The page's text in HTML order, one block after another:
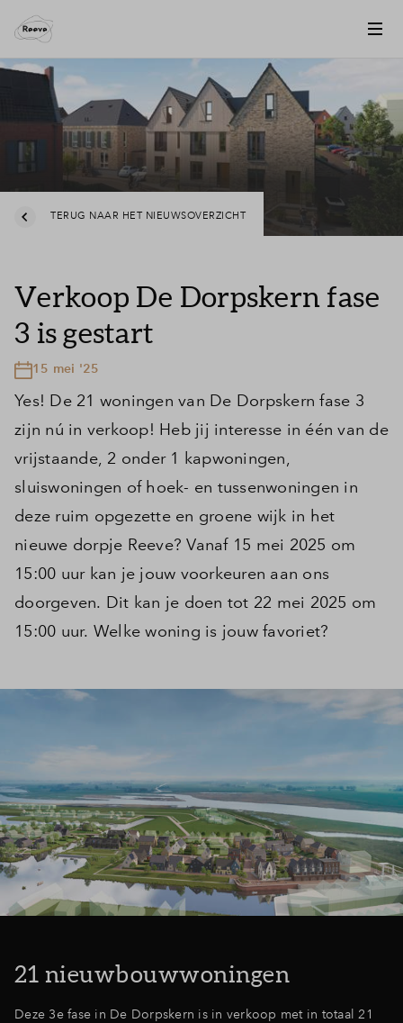
Inloggen
TERUG NAAR HET NIEUWSOVERZICHT
Verkoop De Dorpskern fase
3 is gestart
15 mei '25
Yes! De 21 woningen van De Dorpskern fase 3
zijn nú in verkoop! Heb jij interesse in één van de
vrijstaande, 2 onder 1 kapwoningen,
sluiswoningen of hoek- en tussenwoningen in
deze ruim opgezette en groene wijk in het
nieuwe dorpje Reeve? Vanaf 15 mei 2025 om
15:00 uur kan je jouw voorkeuren aan ons
doorgeven. Dit kan je doen tot 22 mei 2025 om
15:00 uur. Welke woning is jouw favoriet?
21 nieuwbouwwoningen
Deze 3e fase in De Dorpskern is in verkoop met in totaal 21